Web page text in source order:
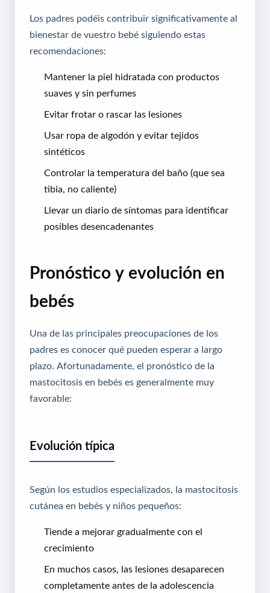
Los padres podéis contribuir significativamente al
bienestar de vuestro bebé siguiendo estas
recomendaciones:
Mantener la piel hidratada con productos
suaves y sin perfumes
Evitar frotar o rascar las lesiones
Usar ropa de algodón y evitar tejidos
sintéticos
Controlar la temperatura del baño (que sea
tibia, no caliente)
Llevar un diario de síntomas para identificar
posibles desencadenantes
Pronóstico y evolución en
bebés
Una de las principales preocupaciones de los
padres es conocer qué pueden esperar a largo
plazo. Afortunadamente, el pronóstico de la
mastocitosis en bebés es generalmente muy
favorable:
Evolución típica
Según los estudios especializados, la mastocitosis
cutánea en bebés y niños pequeños:
Tiende a mejorar gradualmente con el
crecimiento
En muchos casos, las lesiones desaparecen
completamente antes de la adolescencia